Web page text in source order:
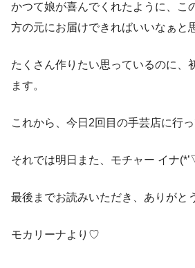
かつて娘が喜んでくれたように、こ
方の元にお届けできればいいなぁと
たくさん作りたい思っているのに、
ます。
これから、今日2回目の手芸店に行
それでは明日また、モチャー イナ
最後までお読みいただき、ありがと
モカリーナより♡